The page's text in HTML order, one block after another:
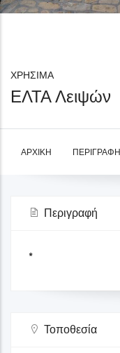
ΧΡΗΣΙΜΑ
ΕΛΤΑ Λειψών
ΑΡΧΙΚΉ ΠΕΡΙΓΡΑΦΉ
Περιγραφή
*
Τοποθεσία